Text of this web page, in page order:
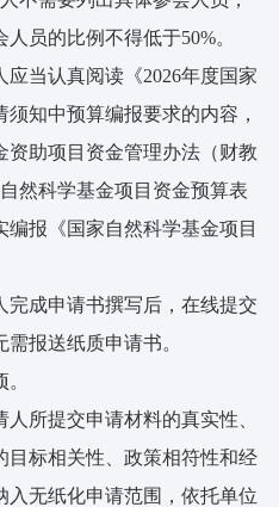
员的比例不得低于50%。
应当认真阅读《2026年度国家
知中预算编报要求的内容，
资助项目资金管理办法（财教
然科学基金项目资金预算表
报《国家自然科学基金项目
完成申请书撰写后，在线提交
报送纸质申请书。
所提交申请材料的真实性、
目标相关性、政策相符性和经
入无纸化申请范围，依托单位